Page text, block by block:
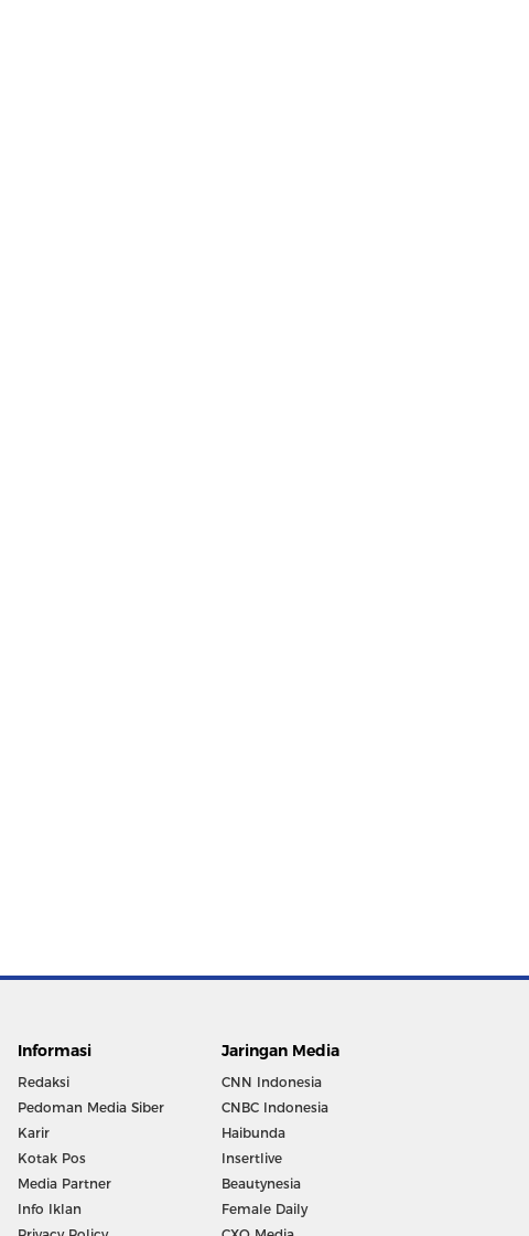
Informasi
Redaksi
Pedoman Media Siber
Karir
Kotak Pos
Media Partner
Info Iklan
Jaringan Media
CNN Indonesia
CNBC Indonesia
Haibunda
Insertlive
Beautynesia
Female Daily